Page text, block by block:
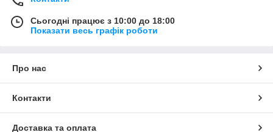
Сьогодні працює з 10:00 до 18:00
Показати весь графік роботи
Про нас
Контакти
Доставка та оплата